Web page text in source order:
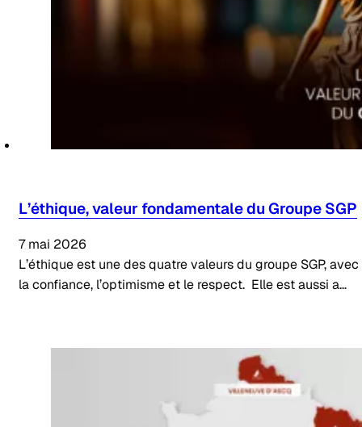
L’éthique, valeur fondamentale du Groupe SGP
7 mai 2026
L’éthique est une des quatre valeurs du groupe SGP, avec
la confiance, l’optimisme et le respect. Elle est aussi a…